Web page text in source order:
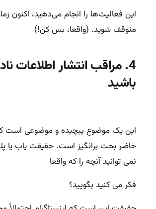
این فعالیت‌ها را انجام می‌دهید، اکنون
متوقف شوید. (واقعا، بس کن!)
4. مراقب انتشار اطلاعات
باشید
این یک موضوع پیچیده و موضوعی است
حاضر بحث برانگیز است. حقیقت یاب یا
نمی توانید آنچه را که واقعا
فکر می کنید بگویید؟